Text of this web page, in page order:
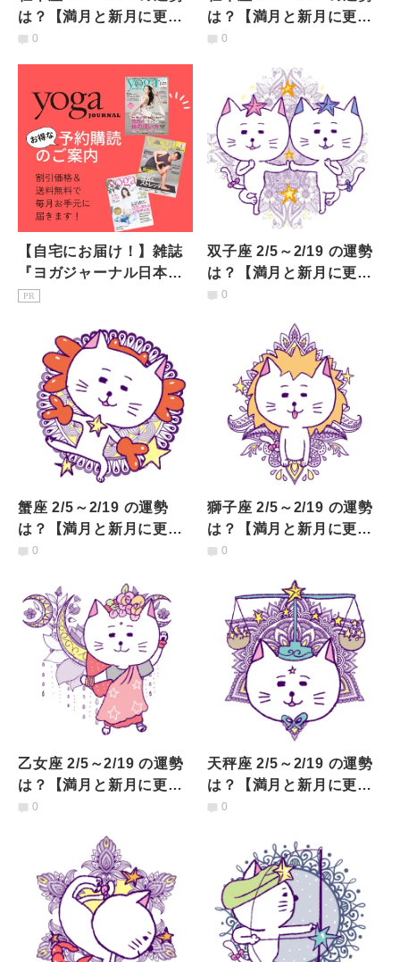
は？【満月と新月に更
新！インド占星術】
0
は？【満月と新月に更
新！インド占星術】
0
【自宅にお届け！】雑誌
『ヨガジャーナル日本
版』予約購読のご案内
PR
双子座 2/5～2/19 の運勢
は？【満月と新月に更
新！インド占星術】
0
蟹座 2/5～2/19 の運勢
は？【満月と新月に更
新！インド占星術】
0
獅子座 2/5～2/19 の運勢
は？【満月と新月に更
新！インド占星術】
0
乙女座 2/5～2/19 の運勢
は？【満月と新月に更
新！インド占星術】
0
天秤座 2/5～2/19 の運勢
は？【満月と新月に更
新！インド占星術】
0